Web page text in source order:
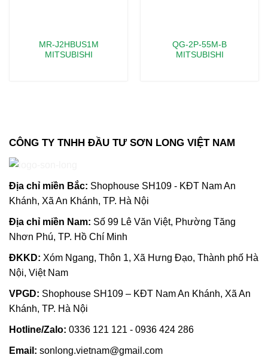
MR-J2HBUS1M
MITSUBISHI
QG-2P-55M-B
MITSUBISHI
CÔNG TY TNHH ĐẦU TƯ SƠN LONG VIỆT NAM
Địa chỉ miền Bắc: Shophouse SH109 - KĐT Nam An
Khánh, Xã An Khánh, TP. Hà Nội
Địa chỉ miền Nam: Số 99 Lê Văn Việt, Phường Tăng
Nhơn Phú, TP. Hồ Chí Minh
ĐKKD: Xóm Ngang, Thôn 1, Xã Hưng Đạo, Thành phố Hà
Nội, Việt Nam
VPGD: Shophouse SH109 – KĐT Nam An Khánh, Xã An
Khánh, TP. Hà Nội
Hotline/Zalo: 0336 121 121 - 0936 424 286
Email: sonlong.vietnam@gmail.com